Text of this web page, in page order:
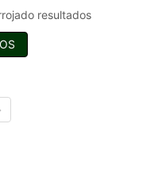
resultados